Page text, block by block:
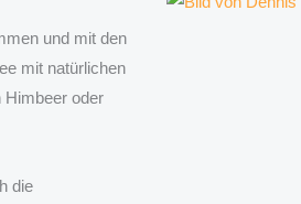
und mit den
mit natürlichen
Himbeer oder
die